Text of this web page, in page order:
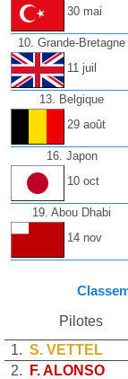
30 mai
10. Grande-Bretagne
11 juil
13. Belgique
29 août
16. Japon
10 oct
19. Abou Dhabi
14 nov
Pilotes
1. S. VETTEL
2.
F. ALONSO